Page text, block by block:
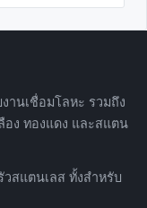
านเชื่อมโลหะ รวมถึง
อง ทองแดง และสแตน
สแตนเลส ทั้งสำหรับ